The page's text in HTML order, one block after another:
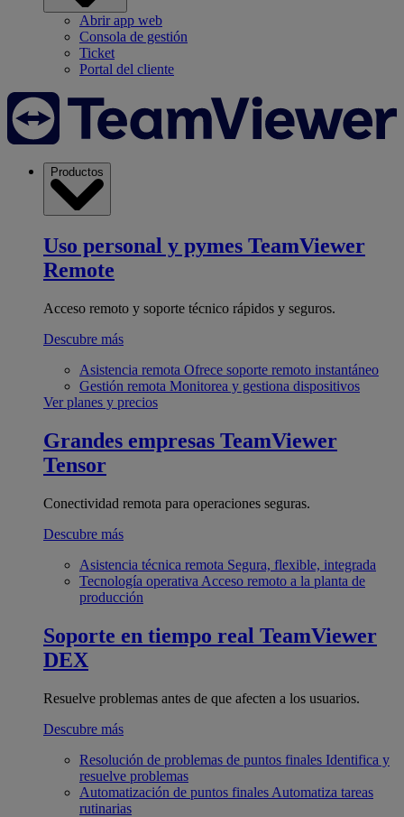
Abrir app web
Consola de gestión
Ticket
Portal del cliente
Productos
Uso personal y pymes TeamViewer
Remote
Acceso remoto y soporte técnico rápidos y seguros.
Descubre más
Asistencia remota Ofrece soporte remoto instantáneo
Gestión remota Monitorea y gestiona dispositivos
Ver planes y precios
Grandes empresas TeamViewer
Tensor
Conectividad remota para operaciones seguras.
Descubre más
Asistencia técnica remota Segura, flexible, integrada
Tecnología operativa Acceso remoto a la planta de
producción
Soporte en tiempo real TeamViewer
DEX
Resuelve problemas antes de que afecten a los usuarios.
Descubre más
Resolución de problemas de puntos finales Identifica y
resuelve problemas
Automatización de puntos finales Automatiza tareas
rutinarias